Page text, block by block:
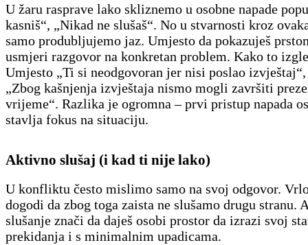
U žaru rasprave lako skliznemo u osobne napade
kasniš“, „Nikad ne slušaš“. No u stvarnosti kroz
samo produbljujemo jaz. Umjesto da pokazuješ
usmjeri razgovor na konkretan problem. Kako to
Umjesto „Ti si neodgovoran jer nisi poslao
„Zbog kašnjenja izvještaja nismo mogli završiti
vrijeme“. Razlika je ogromna – prvi pristup napada
stavlja fokus na situaciju.
Aktivno slušaj (i kad ti nije lako)
U konfliktu često mislimo samo na svoj odgovor.
dogodi da zbog toga zaista ne slušamo drugu stranu.
slušanje znači da daješ osobi prostor da izrazi svoj
prekidanja i s minimalnim upadicama.